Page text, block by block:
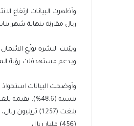
ريال مقارنة بنهاية شهر يناير من
وبيّنت النشرة توزّع
ويدعم مستهدفات رؤية المملكة (2030) في تطوير بيئة التمويل وتوسيع نطاق
وأوضحت البيانات